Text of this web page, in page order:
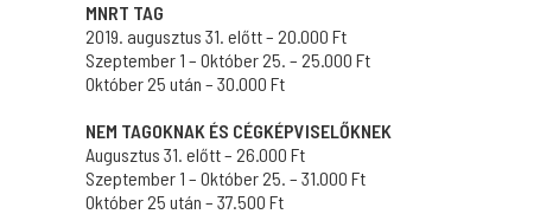
MNRT TAG
2019. augusztus 31. előtt – 20.000 Ft
Szeptember 1 – Október 25. – 25.000 Ft
Október 25 után – 30.000 Ft
NEM TAGOKNAK ÉS CÉGKÉPVISELŐKNEK
Augusztus 31. előtt – 26.000 Ft
Szeptember 1 – Október 25. – 31.000 Ft
Október 25 után – 37.500 Ft